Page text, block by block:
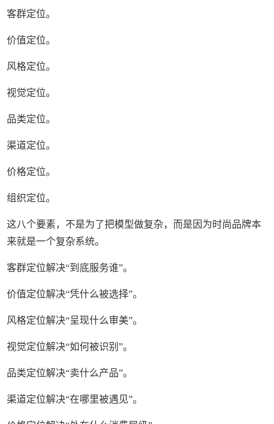
客群定位。
价值定位。
风格定位。
视觉定位。
品类定位。
渠道定位。
价格定位。
组织定位。
这八个要素，不是为了把模型做复杂，而是因为时尚品牌本
来就是一个复杂系统。
客群定位解决“到底服务谁”。
价值定位解决“凭什么被选择”。
风格定位解决“呈现什么审美”。
视觉定位解决“如何被识别”。
品类定位解决“卖什么产品”。
渠道定位解决“在哪里被遇见”。